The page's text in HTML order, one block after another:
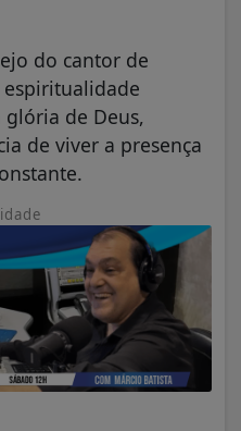
do cantor de
glória de Deus,
de viver a presença